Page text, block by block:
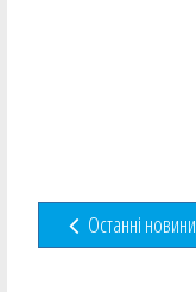
Останні новини